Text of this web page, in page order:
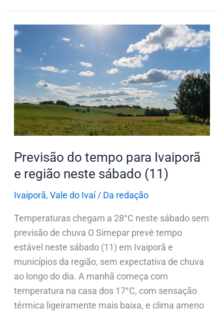
Previsão do tempo para Ivaiporã
e região neste sábado (11)
Ivaiporã, Vale do Ivaí/ Da redação
Temperaturas chegam a 28°C neste sábado sem
previsão de chuva O Simepar prevê tempo
estável neste sábado (11) em Ivaiporã e
municípios da região, sem expectativa de chuva
ao longo do dia. A manhã começa com
temperatura na casa dos 17°C, com sensação
térmica ligeiramente mais baixa, e clima ameno
Previsão
do
Ivaiporã
e
região
neste
(11)